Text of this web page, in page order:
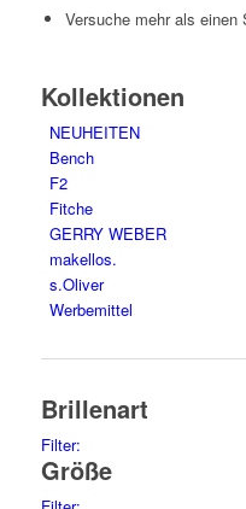
Versuche mehr als einen
Kollektionen
NEUHEITEN
Bench
F2
Fitche
GERRY WEBER
makellos.
s.Oliver
Werbemittel
Brillenart
Filter:
Clip on1
Größe